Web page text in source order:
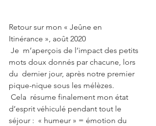
Retour sur mon « Jeûne en
Itinérance », août 2020
mots doux donnés par chacune, lors
du  dernier jour, après notre premier
pique-nique sous les mélèzes.
d’esprit véhiculé pendant tout le
séjour :  « humeur » = émotion du